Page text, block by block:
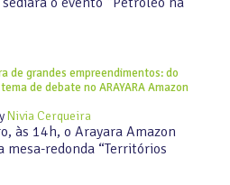
de grandes empreendimentos: do
de debate no ARAYARA Amazon
Nivia Cerqueira
às 14h, o Arayara Amazon
redonda “Territórios